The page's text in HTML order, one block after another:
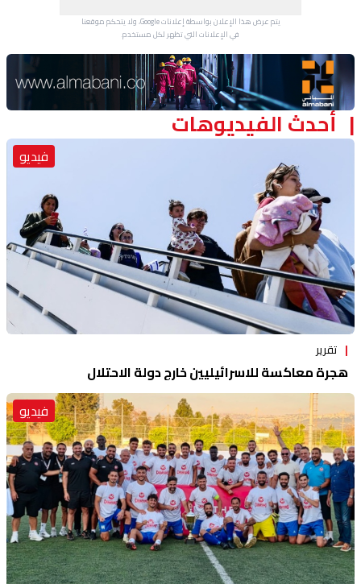
يتم عرض هذا الإعلان بواسطة إعلانات Google، ولا يتحكم موقعنا
في الإعلانات التي تظهر لكل مستخدم.
Advertisement Section
أحدث الفيديوهات
فيديو
تقرير
هجرة معاكسة للاسرائيليين خارج دولة الاحتلال
فيديو